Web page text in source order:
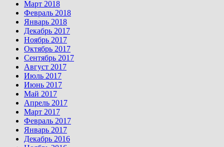
Март 2018
Февраль 2018
Январь 2018
Декабрь 2017
Ноябрь 2017
Октябрь 2017
Сентябрь 2017
Август 2017
Июль 2017
Июнь 2017
Май 2017
Апрель 2017
Март 2017
Февраль 2017
Январь 2017
Декабрь 2016